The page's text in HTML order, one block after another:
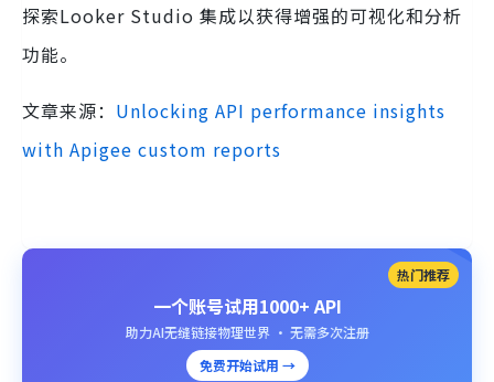
探索Looker Studio 集成以获得增强的可视化和分析
功能。
文章来源： Unlocking API performance insights
with Apigee custom reports
热门推荐
一个账号试用1000+ API
助力AI无缝链接物理世界 · 无需多次注册
免费开始试用 →